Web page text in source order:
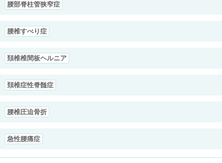
腰部脊柱管狭窄症
腰椎すべり症
頚椎椎間板ヘルニア
頚椎症性脊髄症
腰椎圧迫骨折
急性腰痛症